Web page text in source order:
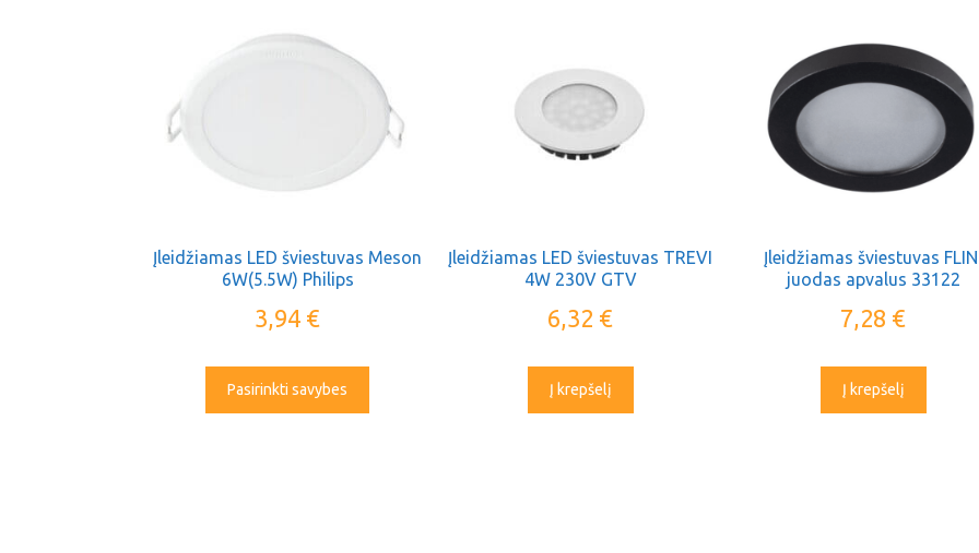
Įleidžiamas LED šviestuvas Meson
6W(5.5W) Philips
3,94 €
Pasirinkti savybes
Įleidžiamas LED šviestuvas TREVI
4W 230V GTV
6,32 €
Į krepšelį
Įleidžiamas šviestuvas
juodas apvalus 33122
7,28 €
Į krepšelį